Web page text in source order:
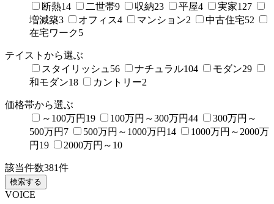
断熱14 二世帯9 収納23 平屋4 実家127
増減築3 オフィス4 マンション2 中古住宅52
在宅ワーク5
テイストから選ぶ
スタイリッシュ 56 ナチュラル104 モダン29
和モダン18 カントリー2
価格帯から選ぶ
～100万円 19 100万円～300万円44
300万円～
500万円 7 500万円～1000万円 14
1000万円～2000万
円 19 2000万円～ 10
該当件数381件
検索する
VOICE